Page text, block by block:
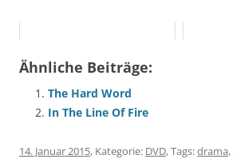
Ähnliche Beiträge:
The Hard Word
In The Line Of Fire
14. Januar 2015, Kategorie: DVD, Tags:drama,